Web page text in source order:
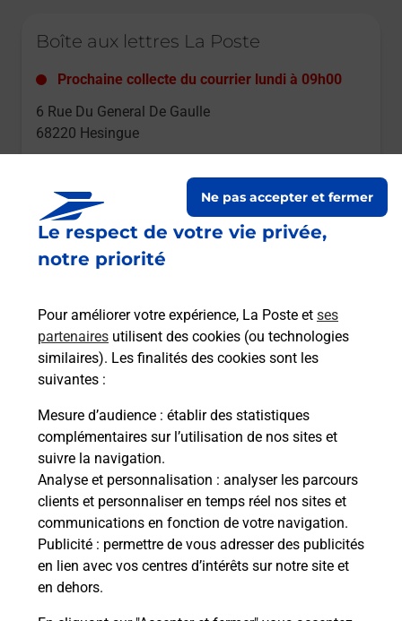
Le respect de votre vie privée,
notre priorité
Pour améliorer votre expérience, La Poste et ses
partenaires utilisent des cookies (ou technologies
similaires). Les finalités des cookies sont les
suivantes :
Mesure d’audience : établir des statistiques
complémentaires sur l’utilisation de nos sites et
suivre la navigation.
Analyse et personnalisation : analyser les parcours
clients et personnaliser en temps réel nos sites et
communications en fonction de votre navigation.
Publicité : permettre de vous adresser des publicités
en lien avec vos centres d’intérêts sur notre site et
en dehors.
Ne pas accepter et fermer
Boîte aux lettres La Poste
Prochaine collecte du courrier lundi à 09h00
6 Rue Du General De Gaulle
68220 Hesingue
Boîte aux lettres La Poste
41 Rue De Folgensbourg
68220 Hesingue
Le lien s'ouvre dans un nouvel onglet
Boîte aux Lettres La Poste
Prochaine collecte du courrierlundià 09h00
13 Rue De Saint Louis
68220 Hesingue
Le lien s'ouvre dans un nouvel onglet